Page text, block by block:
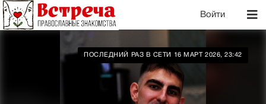
Войти
ПОСЛЕДНИЙ РАЗ В СЕТИ 16 МАРТ 2026, 23:42